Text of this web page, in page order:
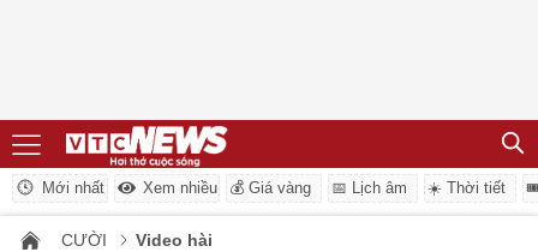
Mới nhất Xem nhiều 💰 Giá vàng 📅 Lịch âm ☀️ Thời tiết
CƯỜI Video hài